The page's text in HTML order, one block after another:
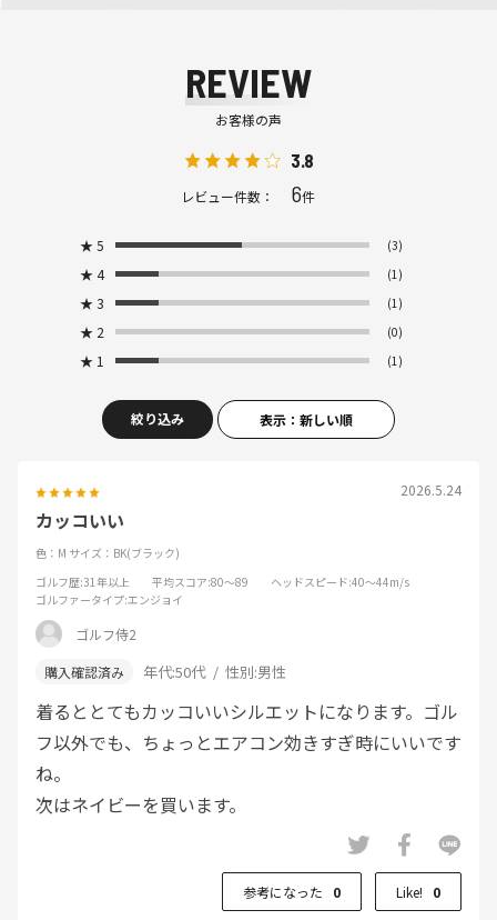
REVIEW
お客様の声
3.8
レビュー件数： 6件
★ 5 (3)
★ 4 (1)
★ 3 (1)
★ 2 (0)
★ 1 (1)
絞り込み 表示：新しい順
2026.5.24
カッコいい
色：M サイズ：BK(ブラック)
ゴルフ歴:31年以上 平均スコア:80～89 ヘッドスピード:40～44m/s
ゴルファータイプ:エンジョイ
ゴルフ侍2
年代:50代 性別:男性
着るととてもカッコいいシルエットになります。ゴル
フ以外でも、ちょっとエアコン効きすぎ時にいいです
ね。
次はネイビーを買います。
参考になった 0 Like! 0